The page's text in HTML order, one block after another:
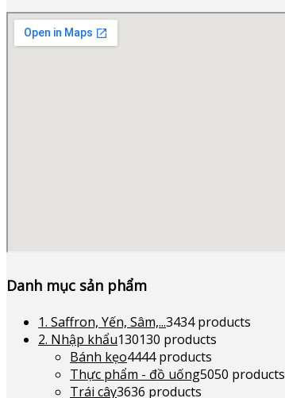
Danh mục sản phẩm
1. Saffron, Yến, Sâm,...3434 products
2. Nhập khẩu130130 products
Bánh kẹo4444 products
Thực phẩm - đồ uống5050 products
Trái cây3636 products